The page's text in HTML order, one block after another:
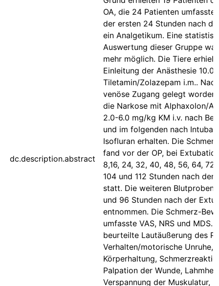
dc.description.abstract
OA, die 24 Patienten
der ersten 24 Stunden nach
ein Analgetikum. Eine
Auswertung dieser Gruppe
mehr möglich. Die Tiere
Einleitung der Anästhesie 10.0
Tiletamin/Zolazepam i.m..
venöse Zugang gelegt worden
die Narkose mit Alphaxolon/
2.0-6.0 mg/kg KM i.v. nach
und im folgenden nach
Isofluran erhalten. Die
fand vor der OP, bei
8,16, 24, 32, 40, 48, 56, 64,
104 und 112 Stunden nach der
statt. Die weiteren Blutproben
und 96 Stunden nach der
entnommen. Die Schmerz-
umfasste VAS, NRS und MDS.
beurteilte Lautäußerung des
Verhalten/motorische Unruhe,
Körperhaltung,
Palpation der Wunde,
Verspannung der Muskulatur,